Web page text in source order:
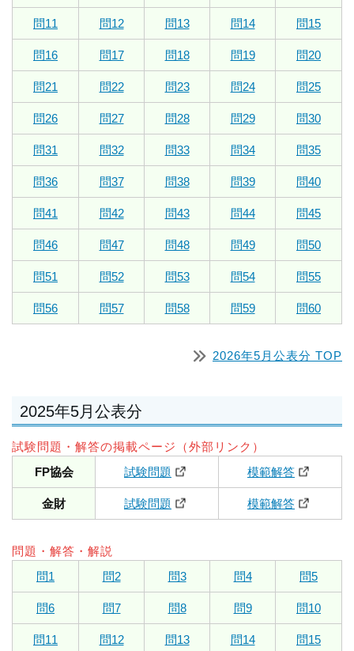
問11 問12 問13 問14 問15
問16 問17 問18 問19 問20
問21 問22 問23 問24 問25
問26 問27 問28 問29 問30
問31 問32 問33 問34 問35
問36 問37 問38 問39 問40
問41 問42 問43 問44 問45
問46 問47 問48 問49 問50
問51 問52 問53 問54 問55
問56 問57 問58 問59 問60
2026年5月公表分 TOP
2025年5月公表分
試験問題・解答の掲載ページ（外部リンク）
FP協会
試験問題 模範解答
金財 試験問題 模範解答
問題・解答・解説
問1
問2 問3 問4 問5
問6 問7 問8 問9 問10
問11 問12 問13 問14 問15